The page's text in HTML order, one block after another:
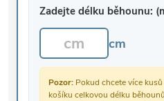
Zadejte délku běhounu:
cm
Pozor: Pokud chcete více
košíku celkovou délku